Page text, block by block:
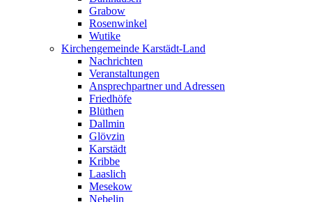
Grabow
Rosenwinkel
Wutike
Kirchengemeinde Karstädt-Land
Nachrichten
Veranstaltungen
Ansprechpartner und Adressen
Friedhöfe
Blüthen
Dallmin
Glövzin
Karstädt
Kribbe
Laaslich
Mesekow
Nebelin